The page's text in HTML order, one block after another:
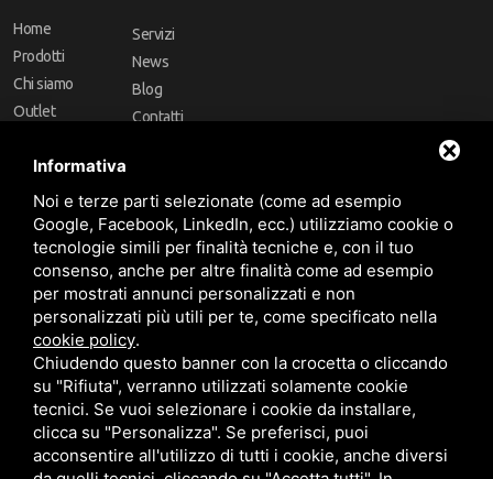
Home
Prodotti
Chi siamo
Outlet
Marchi
Servizi
News
Blog
Contatti
Follow Us
Area riservata
Informativa
Noi e terze parti selezionate (come ad esempio
Google, Facebook, LinkedIn, ecc.) utilizziamo cookie o
tecnologie simili per finalità tecniche e, con il tuo
consenso, anche per altre finalità come ad esempio
per mostrati annunci personalizzati e non
personalizzati più utili per te, come specificato nella
cookie policy.
Chiudendo questo banner con la crocetta o cliccando
su "Rifiuta", verranno utilizzati solamente cookie
tecnici. Se vuoi selezionare i cookie da installare,
clicca su "Personalizza". Se preferisci, puoi
acconsentire all'utilizzo di tutti i cookie, anche diversi